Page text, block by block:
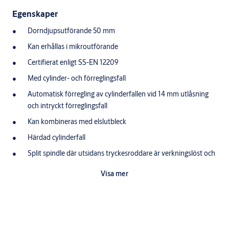
Egenskaper
Dorndjupsutförande 50 mm
Kan erhållas i mikroutförande
Certifierat enligt SS-EN 12209
Med cylinder- och förreglingsfall
Automatisk förregling av cylinderfallen vid 14 mm utlåsning
och intryckt förreglingsfall
Kan kombineras med elslutbleck
Härdad cylinderfall
Split spindle där utsidans tryckesroddare är verkningslöst och
Visa mer